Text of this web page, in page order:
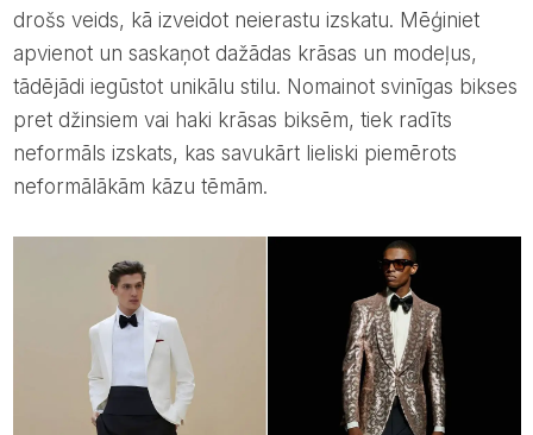
drošs veids, kā izveidot neierastu izskatu. Mēģiniet
apvienot un saskaņot dažādas krāsas un modeļus,
tādējādi iegūstot unikālu stilu. Nomainot svinīgas bikses
pret džinsiem vai haki krāsas biksēm, tiek radīts
neformāls izskats, kas savukārt lieliski piemērots
neformālākām kāzu tēmām.